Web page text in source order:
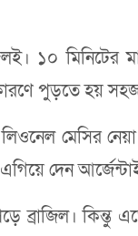
১০ মিনিটের
পুড়তে হয় সহজ
মেসির
দেন
ব্রাজিল। কিন্তু